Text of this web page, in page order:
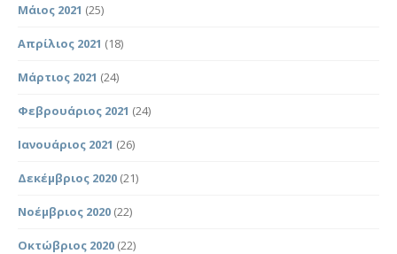
Μάιος 2021 (25)
Απρίλιος 2021 (18)
Μάρτιος 2021 (24)
Φεβρουάριος 2021 (24)
Ιανουάριος 2021 (26)
Δεκέμβριος 2020 (21)
Νοέμβριος 2020 (22)
Οκτώβριος 2020 (22)